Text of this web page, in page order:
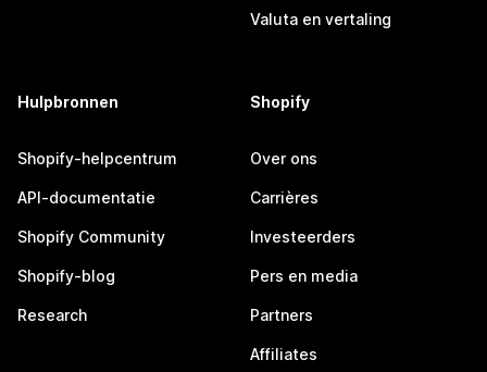
Valuta en vertaling
Hulpbronnen
Shopify-helpcentrum
API-documentatie
Shopify Community
Shopify-blog
Research
Shopify
Over ons
Carrières
Investeerders
Pers en media
Partners
Affiliates